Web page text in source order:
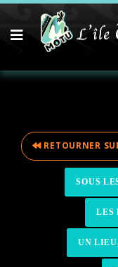
RETOURNER
SOUS
LES
UN